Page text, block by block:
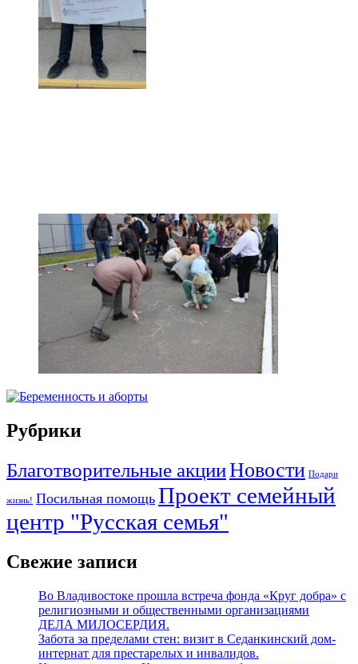
Рубрики
Благотворительные акцииНовости Подари
жизнь! Посильная помощь Проект семейный
центр "Русская семья"
Свежие записи
Во Владивостоке прошла встреча фонда «Круг добра» с
религиозными и общественными организациями
ДЕЛА МИЛОСЕРДИЯ.
Забота за пределами стен: визит в Седанкинский дом-
интернат для престарелых и инвалидов.